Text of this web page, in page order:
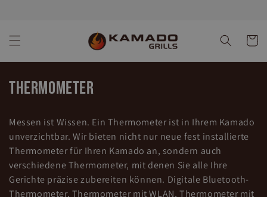
K
t
e
g
Thermometer
Messen ist Wissen. Ein Thermometer ist in Ihrem Kamado
unverzichtbar. Wir bieten nicht nur neue fest installierte
Thermometer für Ihren Kamado an, sondern auch
verschiedene Thermometer, mit denen Sie alle Ihre
Gerichte präzise zubereiten können. Digitale Bluetooth-
Thermometer, Thermometer mit WLAN, Thermometer mit